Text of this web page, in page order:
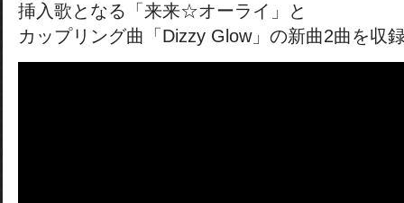
挿入歌となる「来来☆オーライ」と
カップリング曲「Dizzy Glow」の新曲2曲を収